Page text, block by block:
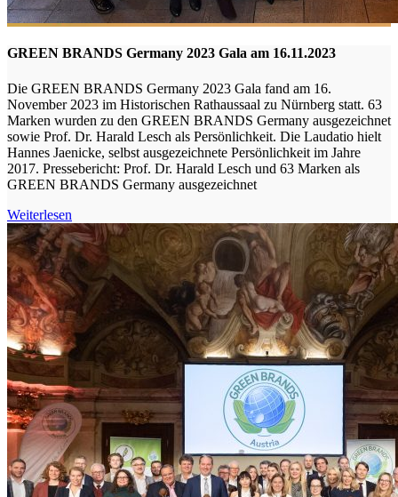
GREEN BRANDS Germany 2023 Gala am 16.11.2023
Die GREEN BRANDS Germany 2023 Gala fand am 16.
November 2023 im Historischen Rathaussaal zu Nürnberg statt. 63
Marken wurden zu den GREEN BRANDS Germany ausgezeichnet
sowie Prof. Dr. Harald Lesch als Persönlichkeit. Die Laudatio hielt
Hannes Jaenicke, selbst ausgezeichnete Persönlichkeit im Jahre
2017. Pressebericht: Prof. Dr. Harald Lesch und 63 Marken als
GREEN BRANDS Germany ausgezeichnet
Weiterlesen